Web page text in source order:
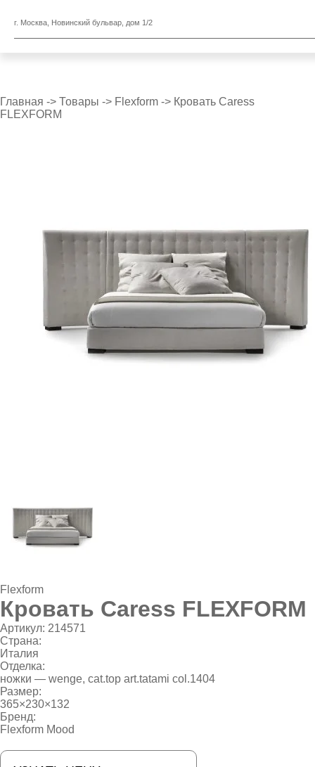
г. Москва, Новинский бульвар, дом 1/2
Главная -> Товары -> Flexform -> Кровать Caress
FLEXFORM
Flexform
Кровать Caress FLEXFORM
Артикул: 214571
Страна:
Италия
Отделка:
ножки — wenge, cat.top art.tatami col.1404
Размер:
365×230×132
Бренд:
Flexform Mood